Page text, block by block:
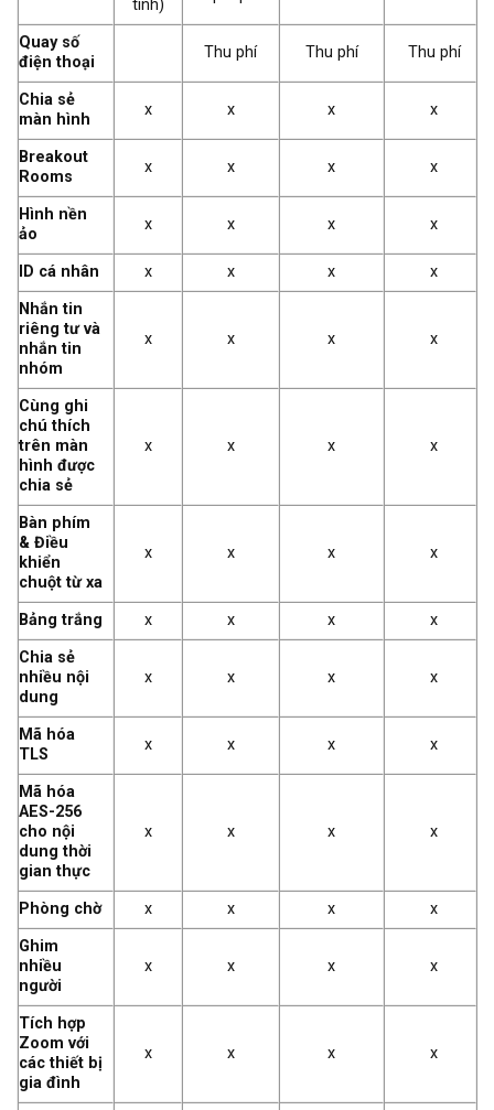
tính)
Quay số
điện thoại
Thu phí Thu phí Thu phí
Chia sẻ
màn hình
x x x x
Breakout
Rooms
x x x x
Hình nền
ảo
x x x x
ID cá nhân x x x
x
Nhắn tin
riêng tư và
nhắn tin
nhóm
x x x x
Cùng ghi
chú thích
trên màn
hình được
chia sẻ
x x x x
Bàn phím
& Điều
khiển
chuột từ xa
x x x x
Bảng trắng x x x
x
Chia sẻ
nhiều nội
dung
x x x x
Mã hóa
TLS
x x x x
Mã hóa
AES-256
cho nội
dung thời
gian thực
x x x x
Phòng chờ x x x
x
Ghim
nhiều
người
x x x x
Tích hợp
Zoom với
các thiết bị
gia đình
x x x x